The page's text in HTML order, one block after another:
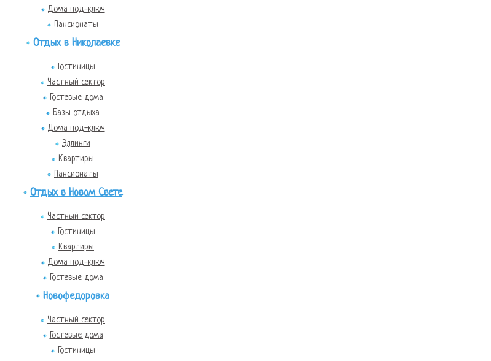
Дома под-ключ
Пансионаты
Отдых в Николаевке
Гостиницы
Частный сектор
Гостевые дома
Базы отдыха
Дома под-ключ
Эллинги
Квартиры
Пансионаты
Отдых в Новом Свете
Частный сектор
Гостиницы
Квартиры
Дома под-ключ
Гостевые дома
Новофедоровка
Частный сектор
Гостевые дома
Гостиницы